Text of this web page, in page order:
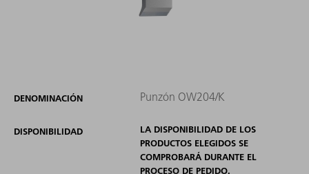
DENOMINACIÓN Punzón OW204/K
DISPONIBILIDAD
LA DISPONIBILIDAD DE LOS
PRODUCTOS ELEGIDOS SE
COMPROBARÁ DURANTE EL
PROCESO DE PEDIDO.